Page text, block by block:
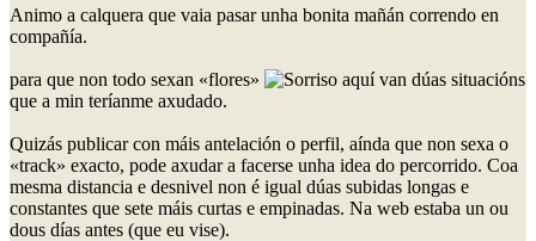
Animo a calquera que vaia pasar unha bonita mañán correndo en
compañía.
para que non todo sexan «flores»
aquí van dúas situacións
que a min teríanme axudado.
Quizás publicar con máis antelación o perfil, aínda que non sexa o
«track» exacto, pode axudar a facerse unha idea do percorrido. Coa
mesma distancia e desnivel non é igual dúas subidas longas e
constantes que sete máis curtas e empinadas. Na web estaba un ou
dous días antes (que eu vise).